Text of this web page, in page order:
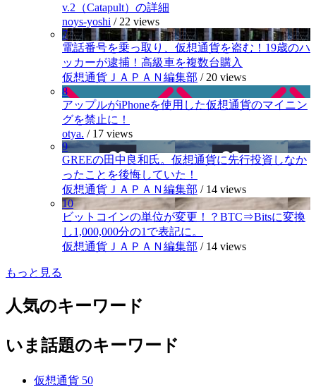
v.2（Catapult）の詳細
noys-yoshi / 22 views
7
電話番号を乗っ取り、仮想通貨を盗む！19歳のハ
ッカーが逮捕！高級車を複数台購入
仮想通貨ＪＡＰＡＮ編集部 / 20 views
8
アップルがiPhoneを使用した仮想通貨のマイニン
グを禁止に！
otya. / 17 views
9
GREEの田中良和氏。仮想通貨に先行投資しなか
ったことを後悔していた！
仮想通貨ＪＡＰＡＮ編集部 / 14 views
10
ビットコインの単位が変更！？BTC⇒Bitsに変換
し1,000,000分の1で表記に。
仮想通貨ＪＡＰＡＮ編集部 / 14 views
もっと見る
人気のキーワード
いま話題のキーワード
仮想通貨 50